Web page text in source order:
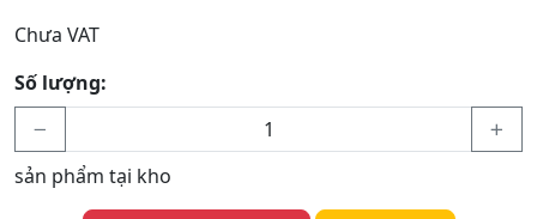
Chưa VAT
Số lượng:
sản phẩm tại kho